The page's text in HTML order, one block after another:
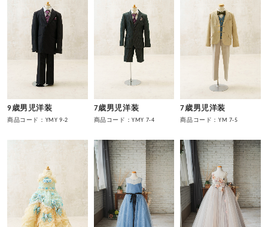
9歳男児洋装
商品コード：YMY 9-2
7歳男児洋装
商品コード：YMY 7-4
7歳男児洋装
商品コード：YM 7-5